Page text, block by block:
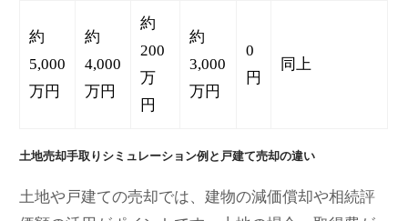
約
5,000
万円
約
4,000
万円
約
200
万
円
約
3,000
万円
0
円
同上
土地売却手取りシミュレーション例と戸建て売却の違い
土地や戸建ての売却では、建物の減価償却や相続評